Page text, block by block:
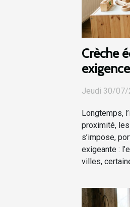
Crèche
Jeudi 30/07/
Longtemps,
proximité,
s’impose,
exigeante :
villes,